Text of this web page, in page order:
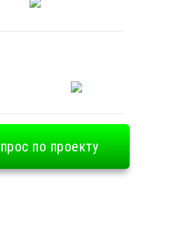
по проекту